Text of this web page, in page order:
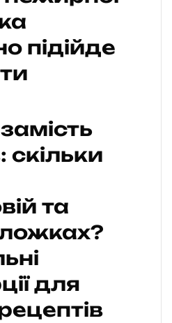
підійде
скільки
та
для